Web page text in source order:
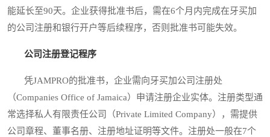
能延长至90天。企业获得批准书后，需在6个月内完成在牙买加
的公司注册和银行开户等后续程序，否则批准书可能失效。
公司注册登记程序
凭JAMPRO的批准书，企业需向牙买加公司注册处
（Companies Office of Jamaica）申请注册企业实体。注册类型通
常选择私人有限责任公司（Private Limited Company），需提供
公司章程、董事名册、注册地址证明等文件。注册处一般在7个